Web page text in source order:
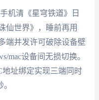
机清《星穹铁道》日
仙世界》，睡前再用
端并发许可破除设备壁
mac设备间无损切换。
址绑定实现三端同时